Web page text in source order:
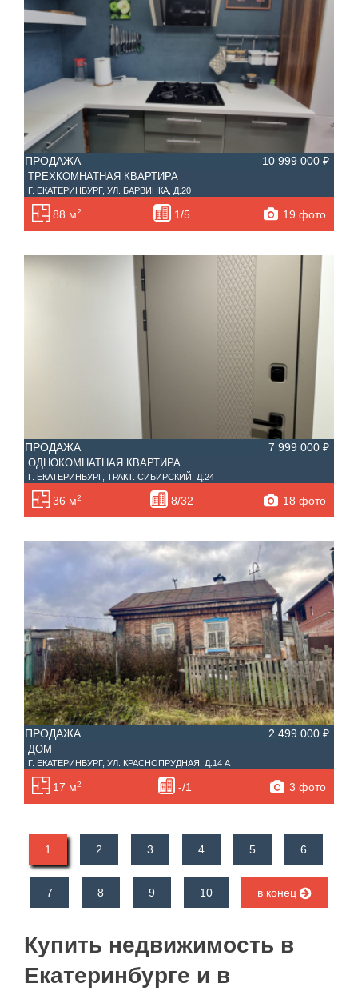
ПРОДАЖА 10 999 000 ₽
ТРЕХКОМНАТНАЯ КВАРТИРА
Г. ЕКАТЕРИНБУРГ, УЛ. БАРВИНКА, Д.20
88 м2 1/5 19 фото
ПРОДАЖА 7 999 000 ₽
ОДНОКОМНАТНАЯ КВАРТИРА
Г. ЕКАТЕРИНБУРГ, ТРАКТ. СИБИРСКИЙ, Д.24
36 м2 8/32 18 фото
ПРОДАЖА 2 499 000 ₽
ДОМ
Г. ЕКАТЕРИНБУРГ, УЛ. КРАСНОПРУДНАЯ, Д.14 А
17 м2 -/1 3 фото
1 2 3 4 5 6
7 8 9 10 в конец
Купить недвижимость в
Екатеринбурге и в